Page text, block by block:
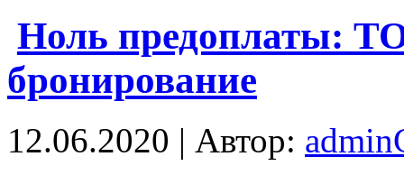
Ноль предоплаты:
бронирование
12.06.2020 | Автор: